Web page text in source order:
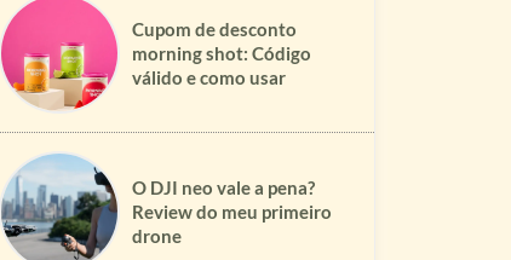
Cupom de desconto
morning shot: Código
válido e como usar
O DJI neo vale a pena?
Review do meu primeiro
drone